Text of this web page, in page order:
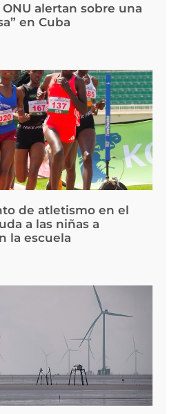
alertan sobre una
en Cuba
de atletismo en el
a las niñas a
la escuela